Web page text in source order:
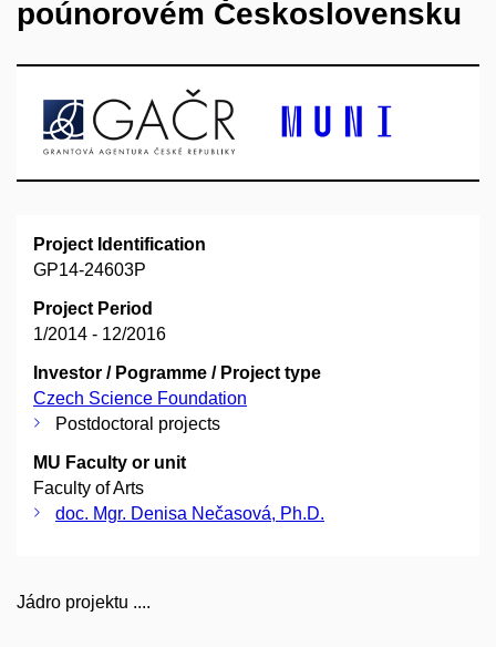
poúnorovém Československu
Project Identification
GP14-24603P
Project Period
1/2014 - 12/2016
Investor / Pogramme / Project type
Czech Science Foundation
Postdoctoral projects
MU Faculty or unit
Faculty of Arts
doc. Mgr. Denisa Nečasová, Ph.D.
Jádro projektu ....